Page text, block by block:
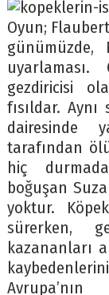
Oyun;
günümüzde,
uyarlaması.
gezdiricisi
fısıldar.
dairesinde
tarafından
hiç
boğuşan
yoktur.
sürerken,
kazananları